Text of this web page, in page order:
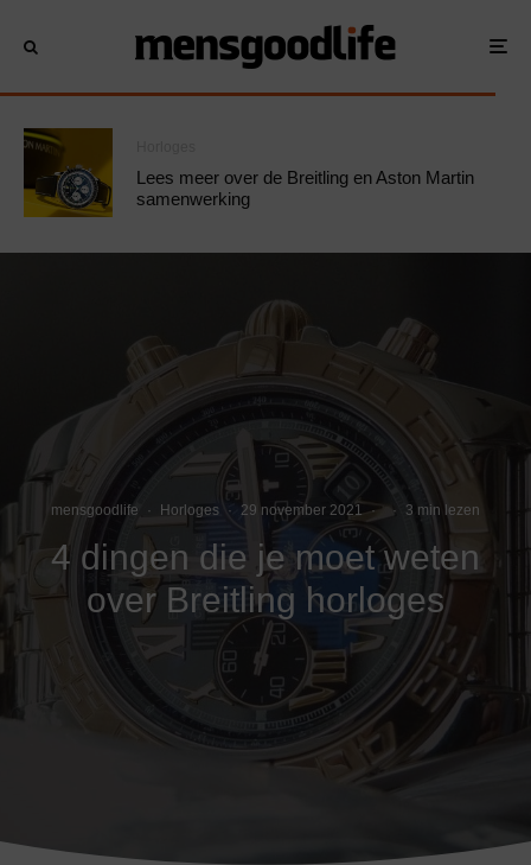
Lees meer over de Breitling en Aston Martin
samenwerking
mensgoodlife · Horloges · 29 november 2021 · · 3 min lezen
4 dingen die je moet weten
over Breitling horloges